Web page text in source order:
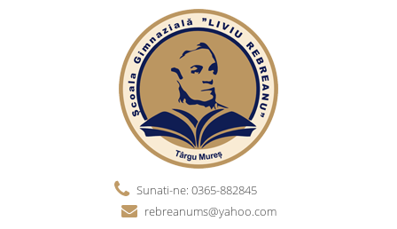
Sunati-ne: 0365-882845
rebreanums@yahoo.com